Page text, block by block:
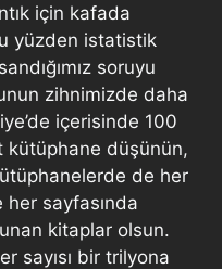
için kafada
yüzden istatistik
soruyu
zihnimizde daha
içerisinde 100
düşünün,
de her
sayfasında
kitaplar olsun.
sayısı bir trilyona